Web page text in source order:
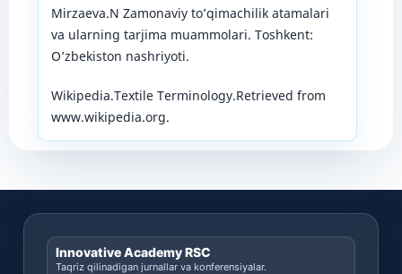
Mirzaeva.N Zamonaviy to’qimachilik atamalari
va ularning tarjima muammolari. Toshkent:
O’zbekiston nashriyoti.
Wikipedia.Textile Terminology.Retrieved from
www.wikipedia.org.
Innovative Academy RSC
Taqriz qilinadigan jurnallar va konferensiyalar.